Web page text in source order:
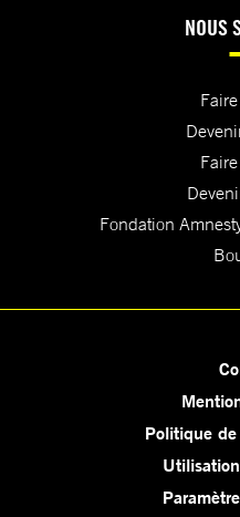
NOUS
Fondation
Politique